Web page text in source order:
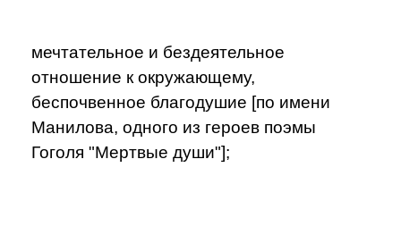
мечтательное и бездеятельное
отношение к окружающему,
беспочвенное благодушие [по имени
Манилова, одного из героев поэмы
Гоголя "Мертвые души"];